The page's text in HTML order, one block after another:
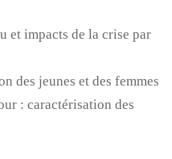
et impacts de la crise par
des jeunes et des femmes
: caractérisation des